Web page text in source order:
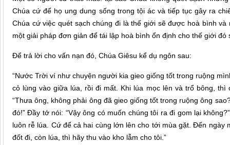
Chúa cứ để họ ung dung sống trong tội ác và tiếp tục gây ra
Chúa cứ việc quét sạch chúng đi là thế giới sẽ được hoà bình
một giải pháp đơn giản để tái lập hoà bình ổn định cho thế giới đó
Để trả lời cho vấn nạn đó, Chúa Giêsu kể dụ ngôn sau:
“Nước Trời ví như chuyện người kia gieo giống tốt trong ruộng
cỏ lùng vào giữa lúa, rồi đi mất. Khi lúa mọc lên và trổ bông,
“Thưa ông, không phải ông đã gieo giống tốt trong ruộng ông
đó!” Đầy tớ nói: “Vậy ông có muốn chúng tôi ra đi gom lại
luôn rễ lúa. Cứ để cả hai cùng lớn lên cho tới mùa gặt. Đến
đốt đi, còn lúa, thì hãy thu vào kho lẫm cho tôi.”